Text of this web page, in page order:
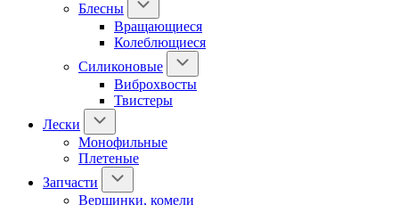
Блесны
Вращающиеся
Колеблющиеся
Силиконовые
Виброхвосты
Твистеры
Лески
Монофильные
Плетеные
Запчасти
Вершинки, комели